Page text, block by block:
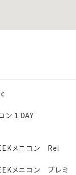
ン１DAY
メニコン Rei
メニコン プレミ